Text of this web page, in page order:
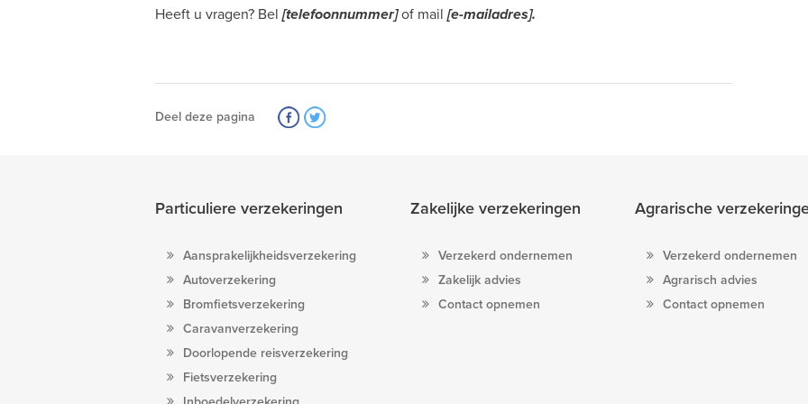
Heeft u vragen? Bel [telefoonnummer]of mail [e-mailadres].
Deel deze pagina
Particuliere verzekeringen
Aansprakelijkheidsverzekering
Autoverzekering
Bromfietsverzekering
Caravanverzekering
Doorlopende reisverzekering
Fietsverzekering
Zakelijke verzekeringen
Verzekerd ondernemen
Zakelijk advies
Contact opnemen
Agrarische
Verzekerd ondernemen
Agrarisch advies
Contact opnemen